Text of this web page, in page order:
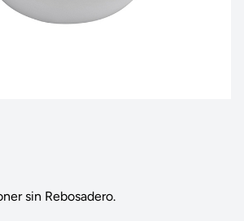
sin Rebosadero.